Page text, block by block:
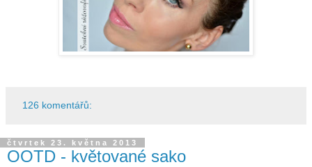
126 komentářů:
čtvrtek 23. května 2013
OOTD - květované sako